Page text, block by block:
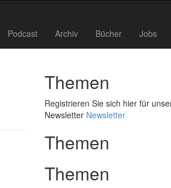
Podcast Archiv Bücher Jobs
Themen
Registrieren Sie sich hier für
Newsletter Newsletter
Themen
Themen